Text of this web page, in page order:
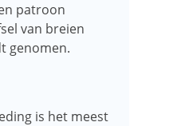
patroon
van breien
genomen.
is het meest